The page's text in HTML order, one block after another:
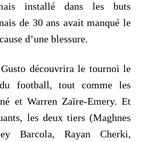
installé dans les buts
de 30 ans avait manqué le
d’une blessure.
découvrira le tournoi le
football, tout comme les
et Warren Zaïre-Emery. Et
les deux tiers (Maghnes
Barcola, Rayan Cherki,